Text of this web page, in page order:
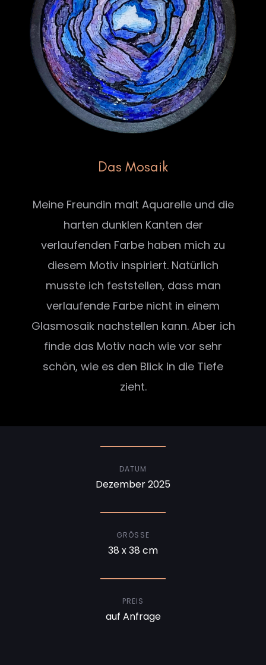
Das Mosaik
Meine Freundin malt Aquarelle und die
harten dunklen Kanten der
verlaufenden Farbe haben mich zu
diesem Motiv inspiriert. Natürlich
musste ich feststellen, dass man
verlaufende Farbe nicht in einem
Glasmosaik nachstellen kann. Aber ich
finde das Motiv nach wie vor sehr
schön, wie es den Blick in die Tiefe
zieht.
DATUM
Dezember 2025
GRÖSSE
38 x 38 cm
PREIS
auf Anfrage